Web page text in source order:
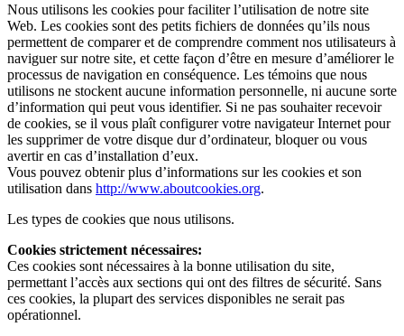
Nous utilisons les cookies pour faciliter l’utilisation de notre site
Web. Les cookies sont des petits fichiers de données qu’ils nous
permettent de comparer et de comprendre comment nos utilisateurs à
naviguer sur notre site, et cette façon d’être en mesure d’améliorer le
processus de navigation en conséquence. Les témoins que nous
utilisons ne stockent aucune information personnelle, ni aucune sorte
d’information qui peut vous identifier. Si ne pas souhaiter recevoir
de cookies, se il vous plaît configurer votre navigateur Internet pour
les supprimer de votre disque dur d’ordinateur, bloquer ou vous
avertir en cas d’installation d’eux.
Vous pouvez obtenir plus d’informations sur les cookies et son
utilisation dans http://www.aboutcookies.org.
Les types de cookies que nous utilisons.
Cookies strictement nécessaires:
Ces cookies sont nécessaires à la bonne utilisation du site,
permettant l’accès aux sections qui ont des filtres de sécurité. Sans
ces cookies, la plupart des services disponibles ne serait pas
opérationnel.